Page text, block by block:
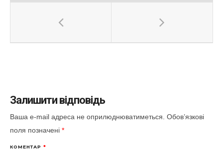
Залишити відповідь
Ваша e-mail адреса не оприлюднюватиметься. Обов’язкові
поля позначені *
КОМЕНТАР *